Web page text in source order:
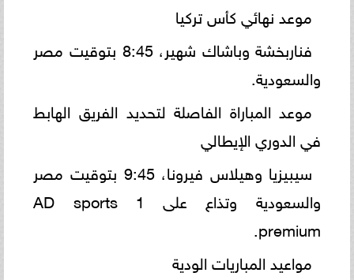
موعد نهائي كأس تركيا
فناربخشة وباشاك شهير، 8:45 بتوقيت مصر
والسعودية.
موعد المباراة الفاصلة لتحديد الفريق الهابط
في الدوري الإيطالي
سيبيزيا وهيلاس فيرونا، 9:45 بتوقيت مصر
والسعودية وتذاع على 1 AD sports
premium.
مواعيد المباريات الودية